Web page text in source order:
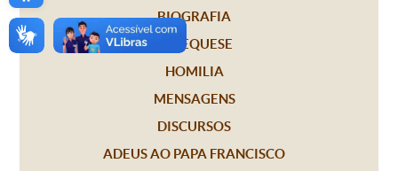
BIOGRAFIA
CATEQUESE
HOMILIA
MENSAGENS
DISCURSOS
ADEUS AO PAPA FRANCISCO